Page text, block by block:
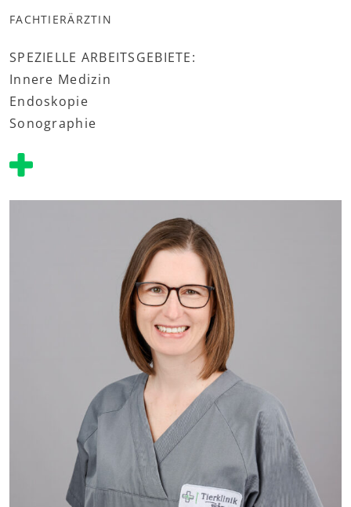
FACHTIERÄRZTIN
SPEZIELLE ARBEITSGEBIETE:
Innere Medizin
Endoskopie
Sonographie